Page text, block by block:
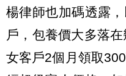
楊律師也加碼透露
戶，包養價大多落
女客戶2個月領取